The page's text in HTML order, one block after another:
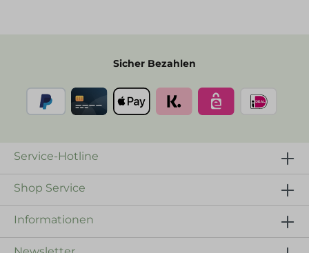
Sicher Bezahlen
Service-Hotline
Shop Service
Informationen